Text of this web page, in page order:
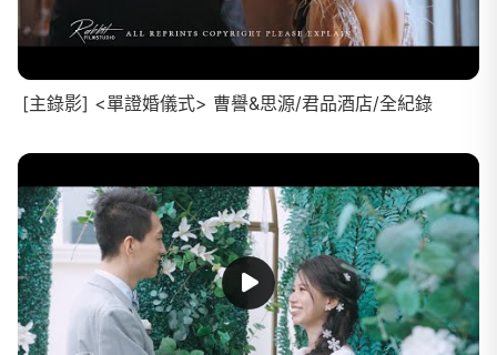
[主錄影] <單證婚儀式> 曹譽&思源/君品酒店/全紀錄